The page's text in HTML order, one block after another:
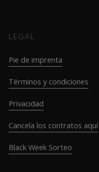
LEGAL
Pie de imprenta
Términos y condiciones
Privacidad
Cancela los contratos aquí
Black Week Sorteo